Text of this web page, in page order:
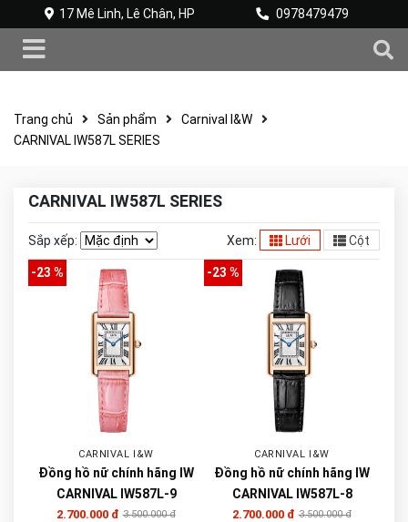
17 Mê Linh, Lê Chân, HP 0978479479
Trang chủ Sản phẩm
Carnival I&W
CARNIVAL IW587L SERIES
CARNIVAL IW587L SERIES
Sắp xếp: Xem: Lưới Cột
-23 %
CARNIVAL I&W
Đồng hồ nữ chính hãng IW
CARNIVAL IW587L-9
2.700.000 đ 3.500.000 đ
-23 %
CARNIVAL I&W
Đồng hồ nữ chính hãng IW
CARNIVAL IW587L-8
2.700.000 đ 3.500.000 đ